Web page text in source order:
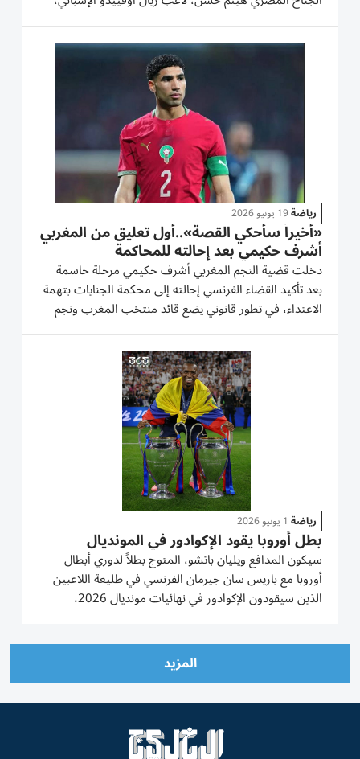
في صفقة قد تُحسم خلال الأيام المقبلة، بالتزامن مع اقتراب
رحيل الهولندي كودي جاكبو عن ملعب أنفيلد. ليفربول
رياضة19 يونيو 2026
«أخيراً سأحكي القصة»..أول تعليق من المغربي
أشرف حكيمي بعد إحالته للمحاكمة
دخلت قضية النجم المغربي أشرف حكيمي مرحلة حاسمة
بعد تأكيد القضاء الفرنسي إحالته إلى محكمة الجنايات بتهمة
الاعتداء، في تطور قانوني يضع قائد منتخب المغرب ونجم
باريس سان جيرمان أمام واحدة من أكثر المحطات حساسية
في مسيرته الرياضية. وبينما يواصل اللاعب نفي جميع
رياضة 1 يونيو 2026
بطل أوروبا يقود الإكوادور في المونديال
سيكون المدافع ويليان باتشو، المتوج بطلاً لدوري أبطال
أوروبا مع باريس سان جيرمان الفرنسي في طليعة اللاعبين
الذين سيقودون الإكوادور في نهائيات مونديال 2026،
المزيد